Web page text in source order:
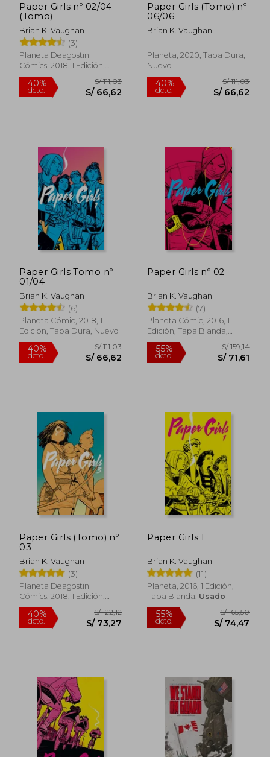
40% S/ 84,96 40% S/
Paper Girls nº 02/04
(Tomo)
Brian K. Vaughan
(3)
Planeta Deagostini
Cómics, 2018, 1 Edición,
Tapa Dura, Nuevo
40%
dcto. S/ 66,62
Paper Girls (Tomo) nº
06/06
Brian K. Vaughan
Planeta, 2020, Tapa Dura,
Nuevo
40%
dcto.
Paper Girls Tomo nº
01/04
Brian K. Vaughan
(6)
Planeta Cómic, 2018, 1
Edición, Tapa Dura, Nuevo
40%
dcto. S/ 66,62
Paper Girls nº 02
Brian K. Vaughan
(7)
Planeta Cómic, 2016, 1
Edición, Tapa Blanda,
Usado
55%
dcto.
Paper Girls (Tomo) nº
03
Brian K. Vaughan
(3)
Planeta Deagostini
Cómics, 2018, 1 Edición,
Tapa Dura, Nuevo
Paper Girls 1
Brian K. Vaughan
(11)
Planeta, 2016, 1 Edición,
Tapa Blanda, Usado